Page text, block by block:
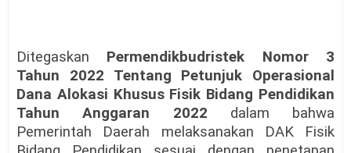
Ditegaskan Permendikbudristek Nomor 3
Tahun 2022 Tentang Petunjuk Operasional
Dana Alokasi Khusus Fisik Bidang Pendidikan
Tahun Anggaran 2022 dalam bahwa
Pemerintah Daerah melaksanakan DAK Fisik